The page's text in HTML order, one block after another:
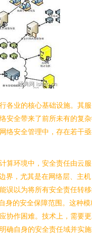
各业的核心基础设施。其
安全带来了前所未有的复
络安全管理中，存在若干
算环境中，安全责任由云
界，尤其是在网络层、主机
误以为将所有安全责任转
身的安全保障范围。这种模
协作困难。技术上，需要
确自身的安全责任域并实